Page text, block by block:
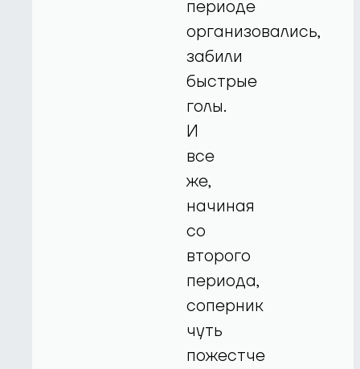
периоде
организовались,
забили
быстрые
голы.
И
все
же,
начиная
со
второго
периода,
соперник
чуть
пожестче